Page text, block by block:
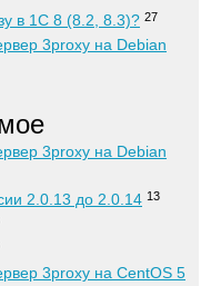
в 1С 8 (8.2, 8.3)? 27
3proxy на Debian
3proxy на Debian
2.0.13 до 2.0.14 13
3proxy на CentOS 5